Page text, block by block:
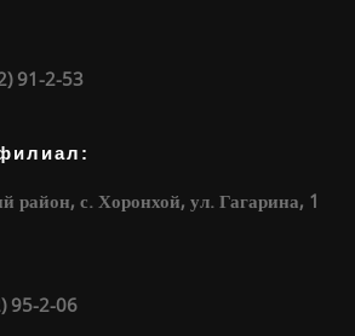
91-2-53
район, с. Хоронхой, ул. Гагарина, 1
95-2-06